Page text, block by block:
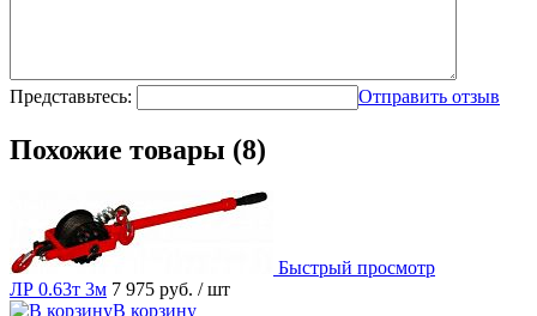
Представьтесь: Отправить отзыв
Похожие товары (8)
Быстрый просмотр
ЛР 0.63т 3м 7 975 руб. / шт
В корзину